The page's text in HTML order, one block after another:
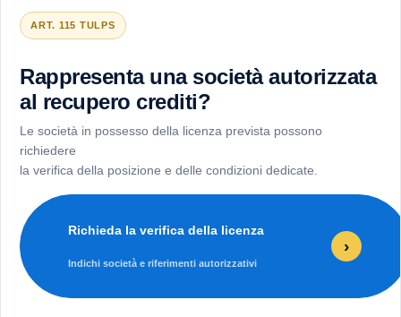
ART. 115 TULPS
Rappresenta una società autorizzata
al recupero crediti?
Le società in possesso della licenza prevista possono
richiedere
la verifica della posizione e delle condizioni dedicate.
Richieda la verifica della licenza
Indichi società e riferimenti autorizzativi
›